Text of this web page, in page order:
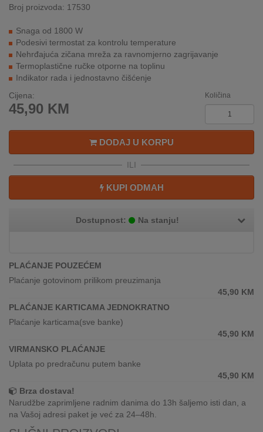
NOVO
U
PONUDI
KONTAKT
REKLAMACIJA
SERVIS
KATALOZI
KUPITI?
KUPOVINA
INOSTRANSTVA
ENERGETSKE
UČINKOVITOSTI
DIGITALIS
Broj proizvoda: 17530
Snaga od 1800 W
Podesivi termostat za kontrolu temperature
Nehrđajuća zičana mreža za ravnomjerno zagrijavanje
Termoplastične ručke otporne na toplinu
Indikator rada i jednostavno čišćenje
Cijena:
45,90 KM
Količina
DODAJ U KORPU
ILI
KUPI ODMAH
Dostupnost: Na stanju!
PLAĆANJE POUZEĆEM
Plaćanje gotovinom prilikom preuzimanja
45,90 KM
PLAĆANJE KARTICAMA JEDNOKRATNO
Plaćanje karticama(sve banke)
45,90 KM
VIRMANSKO PLAĆANJE
Uplata po predračunu putem banke
45,90 KM
Brza dostava!
Narudžbe zaprimljene radnim danima do 13h šaljemo isti dan, a
na Vašoj adresi paket je već za 24–48h.